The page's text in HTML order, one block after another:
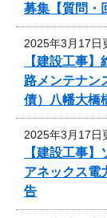
募集【質問・
2025年3月17日
【建設工事
路メンテナン
債）八幡大橋
2025年3月17日
【建設工事
アネックス電
告